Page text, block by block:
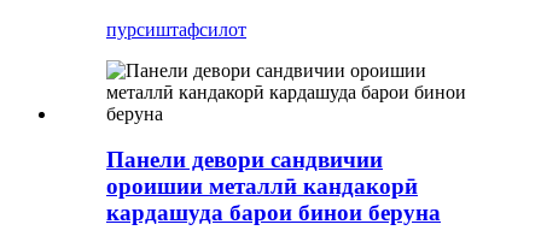
пурсиштафсилот
Панели девори сандвичии
ороишии металлӣ кандакорӣ
кардашуда барои бинои беруна